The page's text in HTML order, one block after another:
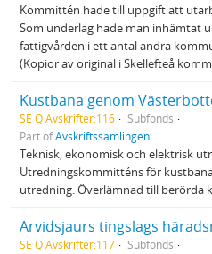
Kommittén hade till uppgift att
Som underlag hade man inhämtat
fattigvården i ett antal andra
(Kopior av original i Skellefteå
Kustbana genom
SE Q Avskrifter:116
Subfonds
Part ofAvskriftssamlingen
Teknisk, ekonomisk och elektrisk
Utredningskommitténs för
utredning. Överlämnad till berörda
SE Q Avskrifter:117
Subfonds